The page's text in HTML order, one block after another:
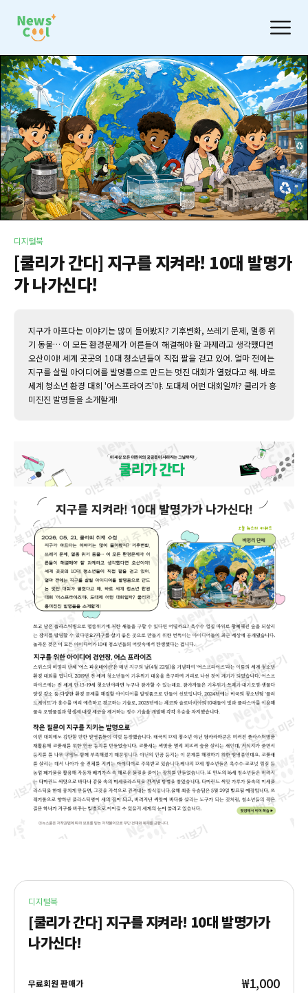
디지털북
[쿨리가 간다] 지구를 지켜라! 10대 발명가
가 나가신다!
지구가 아프다는 이야기는 많이 들어봤지? 기후변화, 쓰레기 문제, 멸종 위
기 동물… 이 모든 환경문제가 어른들이 해결해야 할 과제라고 생각했다면
오산이야! 세계 곳곳의 10대 청소년들이 직접 팔을 걷고 있어. 얼마 전에는
지구를 살릴 아이디어를 발명품으로 만드는 멋진 대회가 열렸다고 해. 바로
세계 청소년 환경 대회 '어스프라이즈'야. 도대체 어떤 대회일까? 쿨리가 흥
미진진 발명들을 소개할게!
디지털북
[쿨리가 간다] 지구를 지켜라! 10대 발명가가
나가신다!
무료회원 판매가 ₩1,000